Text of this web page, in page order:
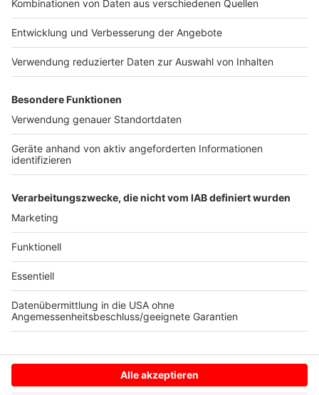
RADIO RST-Region kostenlos in Bussen und
14 Jahre, heißt es vom zuständigen Verkehrsverband.
In Ochtrup feiern der Kreis Steinfurt, der
Matinee am Sonntag (22.09.19) den Weltkindertag.
Zahlreiche Organisationen sind mit Ständen und
Aktionen vertreten. Darunter sind alle Ochtruper
Schulen und Kindergärten sowie die Feuerwehr. Die
Matinee ist von 11 bis 18 Uhr im Ochtruper Stadtpark.
Anzeige